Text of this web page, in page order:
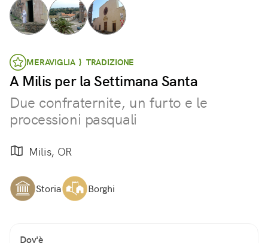
MERAVIGLIA } TRADIZIONE
A Milis per la Settimana Santa
Due confraternite, un furto e le
processioni pasquali
Milis, OR
Storia Borghi
Dov'è